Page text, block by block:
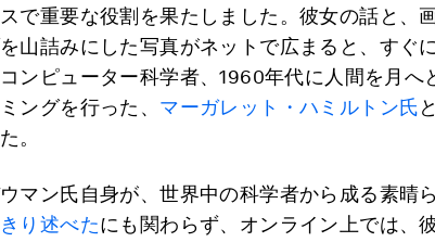
で重要な役割を果たしました。彼女の話と、
山詰みにした写真がネットで広まると、すぐ
ンピューター科学者、1960年代に人間を月へ
ングを行った、 マーガレット・ハミルトン氏
。
マン氏自身が、世界中の科学者から成る素晴
り述べたにも関わらず、オンライン上では、